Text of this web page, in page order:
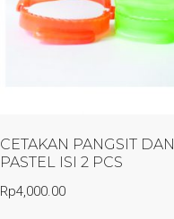
CETAKAN PANGSIT DAN
PASTEL ISI 2 PCS
Rp4,000.00